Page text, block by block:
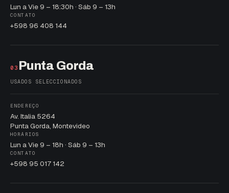
Lun a Vie 9 – 18:30h · Sáb 9 – 13h
CONTATO
+598 96 408 144
03 Punta Gorda
USADOS SELECCIONADOS
ENDEREÇO
Av. Italia 5264
Punta Gorda, Montevideo
HORÁRIOS
Lun a Vie 9 – 18h · Sáb 9 – 13h
CONTATO
+598 95 017 142